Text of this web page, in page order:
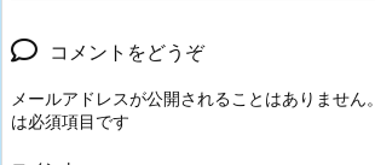
コメントをどうぞ
メールアドレスが公開されることはありません。
は必須項目です